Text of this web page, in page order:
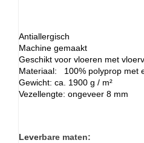
Antiallergisch
Machine gemaakt
Geschikt voor vloeren met
Materiaal: 100% polyprop met
Gewicht: ca. 1900 g / m²
Vezellengte: ongeveer 8 mm
Leverbare maten: